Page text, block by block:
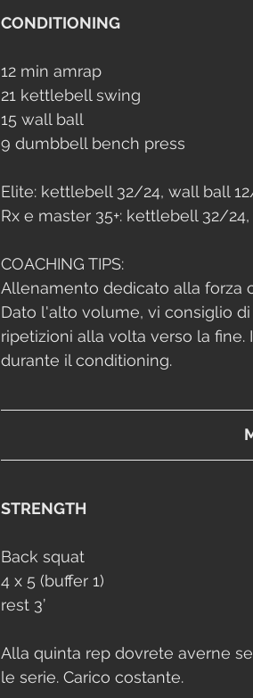
CONDITIONING
12 min amrap
21 kettlebell swing
15 wall ball
9 dumbbell bench press
Elite: kettlebell 32/24, wall ball
Rx e master 35+: kettlebell 32/
COACHING TIPS:
Allenamento dedicato alla forza
Dato l'alto volume, vi consiglio
ripetizioni alla volta verso la
durante il conditioning.
STRENGTH
Back squat
4 x 5 (buffer 1)
rest 3’
Alla quinta rep dovrete averne
le serie. Carico costante.